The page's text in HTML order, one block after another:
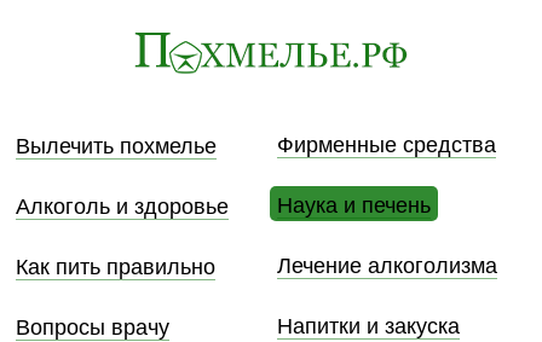
Вылечить похмелье
Фирменные средства
Алкоголь и здоровье
Наука и печень
Как пить правильно
Лечение алкоголизма
Вопросы врачу
Напитки и закуска